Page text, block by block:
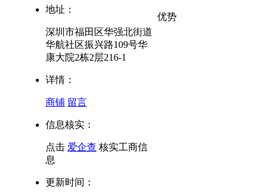
地址：
深圳市福田区华强北街道
华航社区振兴路109号华
康大院2栋2层216-1
详情：
商铺 留言
信息核实：
点击 爱企查 核实工商信
息
更新时间：
优势